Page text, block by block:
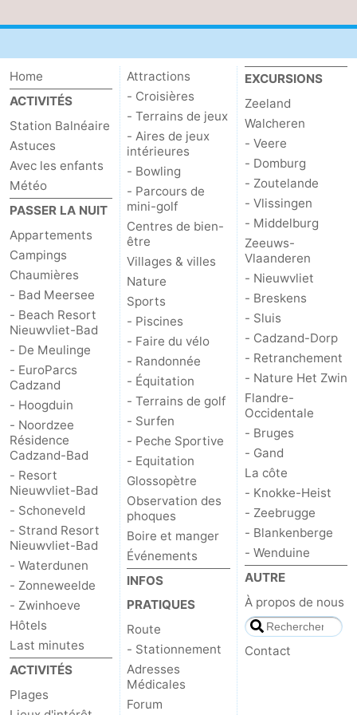
Contact
Home
ACTIVITÉS
Station Balnéaire
Astuces
Avec les enfants
Météo
PASSER LA NUIT
Appartements
Campings
Chaumières
- Bad Meersee
- Beach Resort
Nieuwvliet-Bad
- De Meulinge
- EuroParcs
Cadzand
- Hoogduin
- Noordzee
Résidence
Cadzand-Bad
- Resort
Nieuwvliet-Bad
- Schoneveld
- Strand Resort
Nieuwvliet-Bad
- Waterdunen
- Zonneweelde
- Zwinhoeve
Hôtels
Last minutes
ACTIVITÉS
Plages
Attractions
- Croisières
- Terrains de jeux
- Aires de jeux
intérieures
- Bowling
- Parcours de
mini-golf
Centres de bien-
être
Villages & villes
Nature
Sports
- Piscines
- Faire du vélo
- Randonnée
- Équitation
- Terrains de golf
- Surfen
- Peche Sportive
- Equitation
Glossopètre
Observation des
phoques
Boire et manger
Événements
INFOS
PRATIQUES
Route
- Stationnement
Adresses
Médicales
Forum
EXCURSIONS
Zeeland
Walcheren
- Veere
- Domburg
- Zoutelande
- Vlissingen
- Middelburg
Zeeuws-
Vlaanderen
- Nieuwvliet
- Breskens
- Sluis
- Cadzand-Dorp
- Retranchement
- Nature Het Zwin
Flandre-
Occidentale
- Bruges
- Gand
La côte
- Knokke-Heist
- Zeebrugge
- Blankenberge
- Wenduine
AUTRE
À propos de nous
Contact